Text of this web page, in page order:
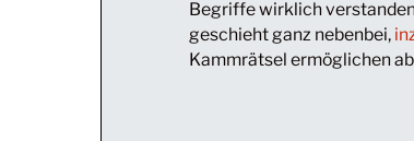
Begriffe wirklich
geschieht ganz nebenbei,
Kammrätsel ermöglichen